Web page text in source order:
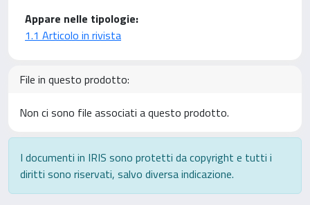
Appare nelle tipologie:
1.1 Articolo in rivista
File in questo prodotto:
Non ci sono file associati a questo prodotto.
I documenti in IRIS sono protetti da copyright e tutti i
diritti sono riservati, salvo diversa indicazione.